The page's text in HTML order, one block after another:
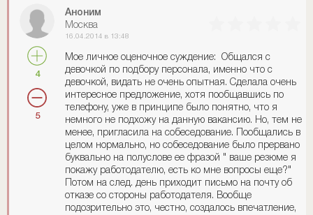
4
5
Аноним
Москва
16.04.2014 в 13:48
Мое личное оценочное суждение: Общался с
девочкой по подбору персонала, именно что с
девочкой, видать не очень опытная. Сделала очень
интересное предложение, хотя пообщавшись по
телефону, уже в принципе было понятно, что я
немного не подхожу на данную вакансию. Но, тем не
менее, пригласила на собеседование. Пообщались в
целом нормально, но собеседование было прервано
буквально на полуслове ее фразой " ваше резюме я
покажу работодателю, есть ко мне вопросы еще?"
Потом на след. день приходит письмо на почту об
отказе со стороны работодателя. Вообще
подозрительно это, честно, создалось впечатление,